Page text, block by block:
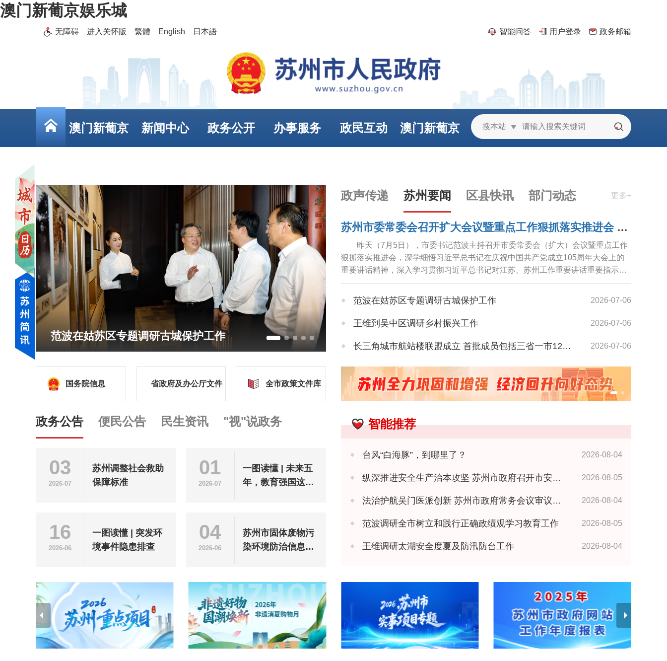
澳门新葡京娱乐城
无障碍 进入关怀版 繁體 English 日本語 智能问答 用户登录 政务邮箱
搜本站
澳门新葡京 新闻中心 政务公开 办事服务 政民互动 澳门新葡京
范波在姑苏区专题调研古城保护工作
政声传递 苏州要闻 区县快讯 部门动态 更多+
苏州市委常委会召开扩大会议暨重点工作狠抓落实推进会 范波主持
昨天（7月5日），市委书记范波主持召开市委常委会（扩大）会议暨重点工作
狠抓落实推进会，深学细悟习近平总书记在庆祝中国共产党成立105周年大会上的
重要讲话精神，深入学习贯彻习近平总书记对江苏、苏州工作重要讲话重要指示精
神，认真落实党中央决策部署及省...
范波在姑苏区专题调研古城保护工作 2026-07-06
王维到吴中区调研乡村振兴工作 2026-07-06
长三角城市航站楼联盟成立 首批成员包括三省一市12家城市航站楼 2026-07-06
小暑将至 苏城何时出梅 近期以分散性雷阵雨天气为主 2026-07-06
《人文经济学纲要》在苏州发布 张东刚范波出席发布会并讲话 2026-07-06
国务院信息 省政府及办公厅文件 全市政策文件库
政务公告 便民公告 民生资讯 "视"说政务
03
2026-07
苏州调整社会救助
保障标准
01
2026-07
一图读懂 | 未来五
年，教育强国这样
16
2026-06
一图读懂 | 突发环
境事件隐患排查
04
2026-06
苏州市固体废物污
染环境防治信息公
智能推荐
台风“白海豚”，到哪里了？ 2026-08-04
纵深推进安全生产治本攻坚 苏州市政府召开市安委会全体成员（扩大）会议 王维讲话 2026-08-05
法治护航吴门医派创新 苏州市政府常务会议审议研究相关事项 王维主持 2026-08-04
范波调研全市树立和践行正确政绩观学习教育工作 2026-08-05
王维调研太湖安全度夏及防汛防台工作 2026-08-04